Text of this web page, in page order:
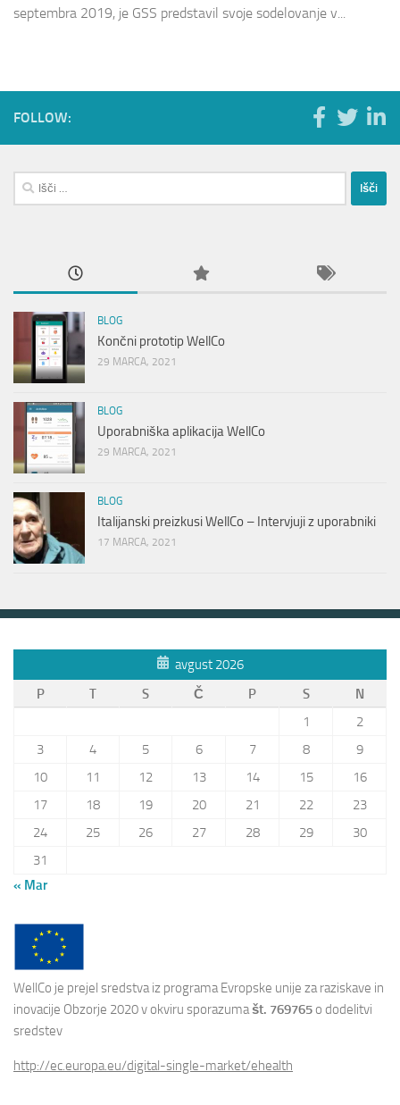
septembra 2019, je GSS predstavil svoje sodelovanje v...
FOLLOW:
Išči:
BLOG
Končni prototip WellCo
29 MARCA, 2021
BLOG
Uporabniška aplikacija WellCo
29 MARCA, 2021
BLOG
Italijanski preizkusi WellCo – Intervjuji z uporabniki
17 MARCA, 2021
avgust 2026
P
T S Č P S
N
1
2
3
4 5 6 7 8
9
10
11 12 13 14 15
16
17
18 19 20 21 22
23
24
25 26 27 28 29
30
31
« Mar
WellCo je prejel sredstva iz programa Evropske unije za raziskave in
inovacije Obzorje 2020 v okviru sporazumašt. 769765 o dodelitvi
sredstev
http://ec.europa.eu/digital-single-market/ehealth